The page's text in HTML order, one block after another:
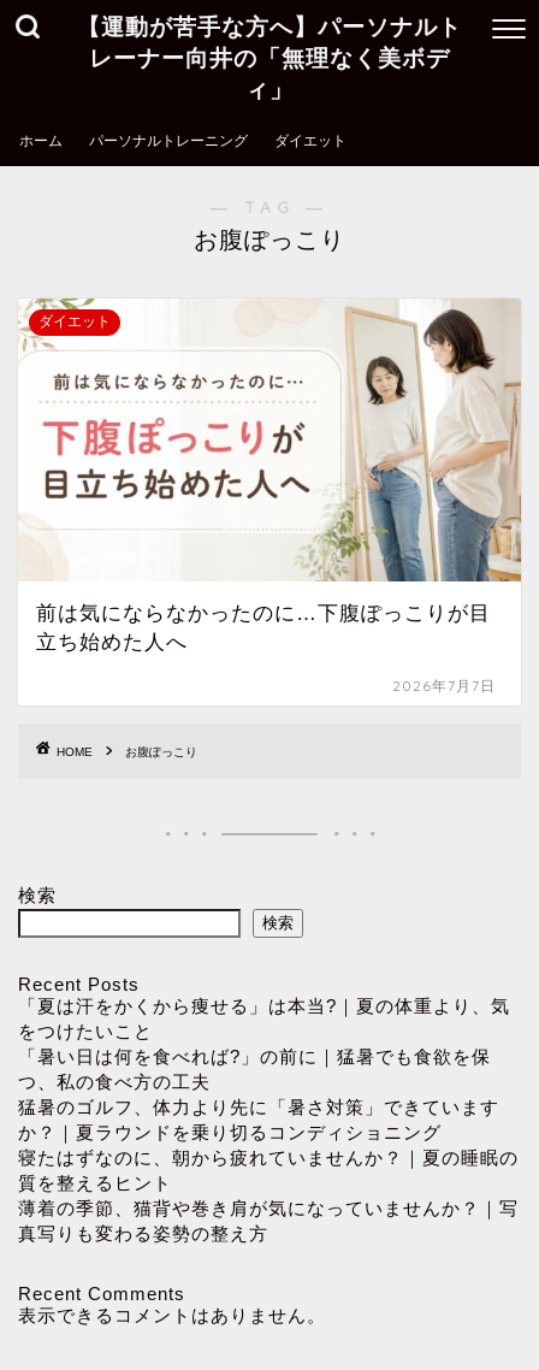
【運動が苦手な方へ】パーソナルト
レーナー向井の「無理なく美ボデ
ィ」
ホーム パーソナルトレーニング ダイエット
― TAG ―
お腹ぽっこり
ダイエット
前は気にならなかったのに…下腹ぽっこりが目
立ち始めた人へ
2026年7月7日
HOME お腹ぽっこり
検索
検索
Recent Posts
「夏は汗をかくから痩せる」は本当?｜夏の体重より、気
をつけたいこと
「暑い日は何を食べれば?」の前に｜猛暑でも食欲を保
つ、私の食べ方の工夫
猛暑のゴルフ、体力より先に「暑さ対策」できています
か？｜夏ラウンドを乗り切るコンディショニング
寝たはずなのに、朝から疲れていませんか？｜夏の睡眠の
質を整えるヒント
薄着の季節、猫背や巻き肩が気になっていませんか？｜写
真写りも変わる姿勢の整え方
Recent Comments
表示できるコメントはありません。